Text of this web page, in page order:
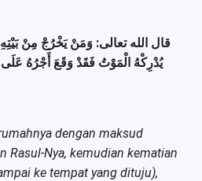
قال الله تعالى: وَمَنْ يَخْرُجْ مِنْ
يُدْرِكْهُ الْمَوْتُ فَقَدْ وَقَعَ أَجْرُهُ عَلَى
dengan maksud
Rasul-Nya, kemudian kematian
ke tempat yang dituju),